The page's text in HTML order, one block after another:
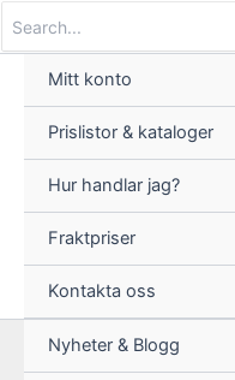
innehåll
for:
Mitt konto
Prislistor & kataloger
Hur handlar jag?
Fraktpriser
Kontakta oss
Nyheter & Blogg